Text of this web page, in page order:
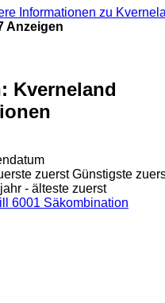
Informationen zu
Anzeigen
Kverneland
zuerst Günstigste
- älteste zuerst